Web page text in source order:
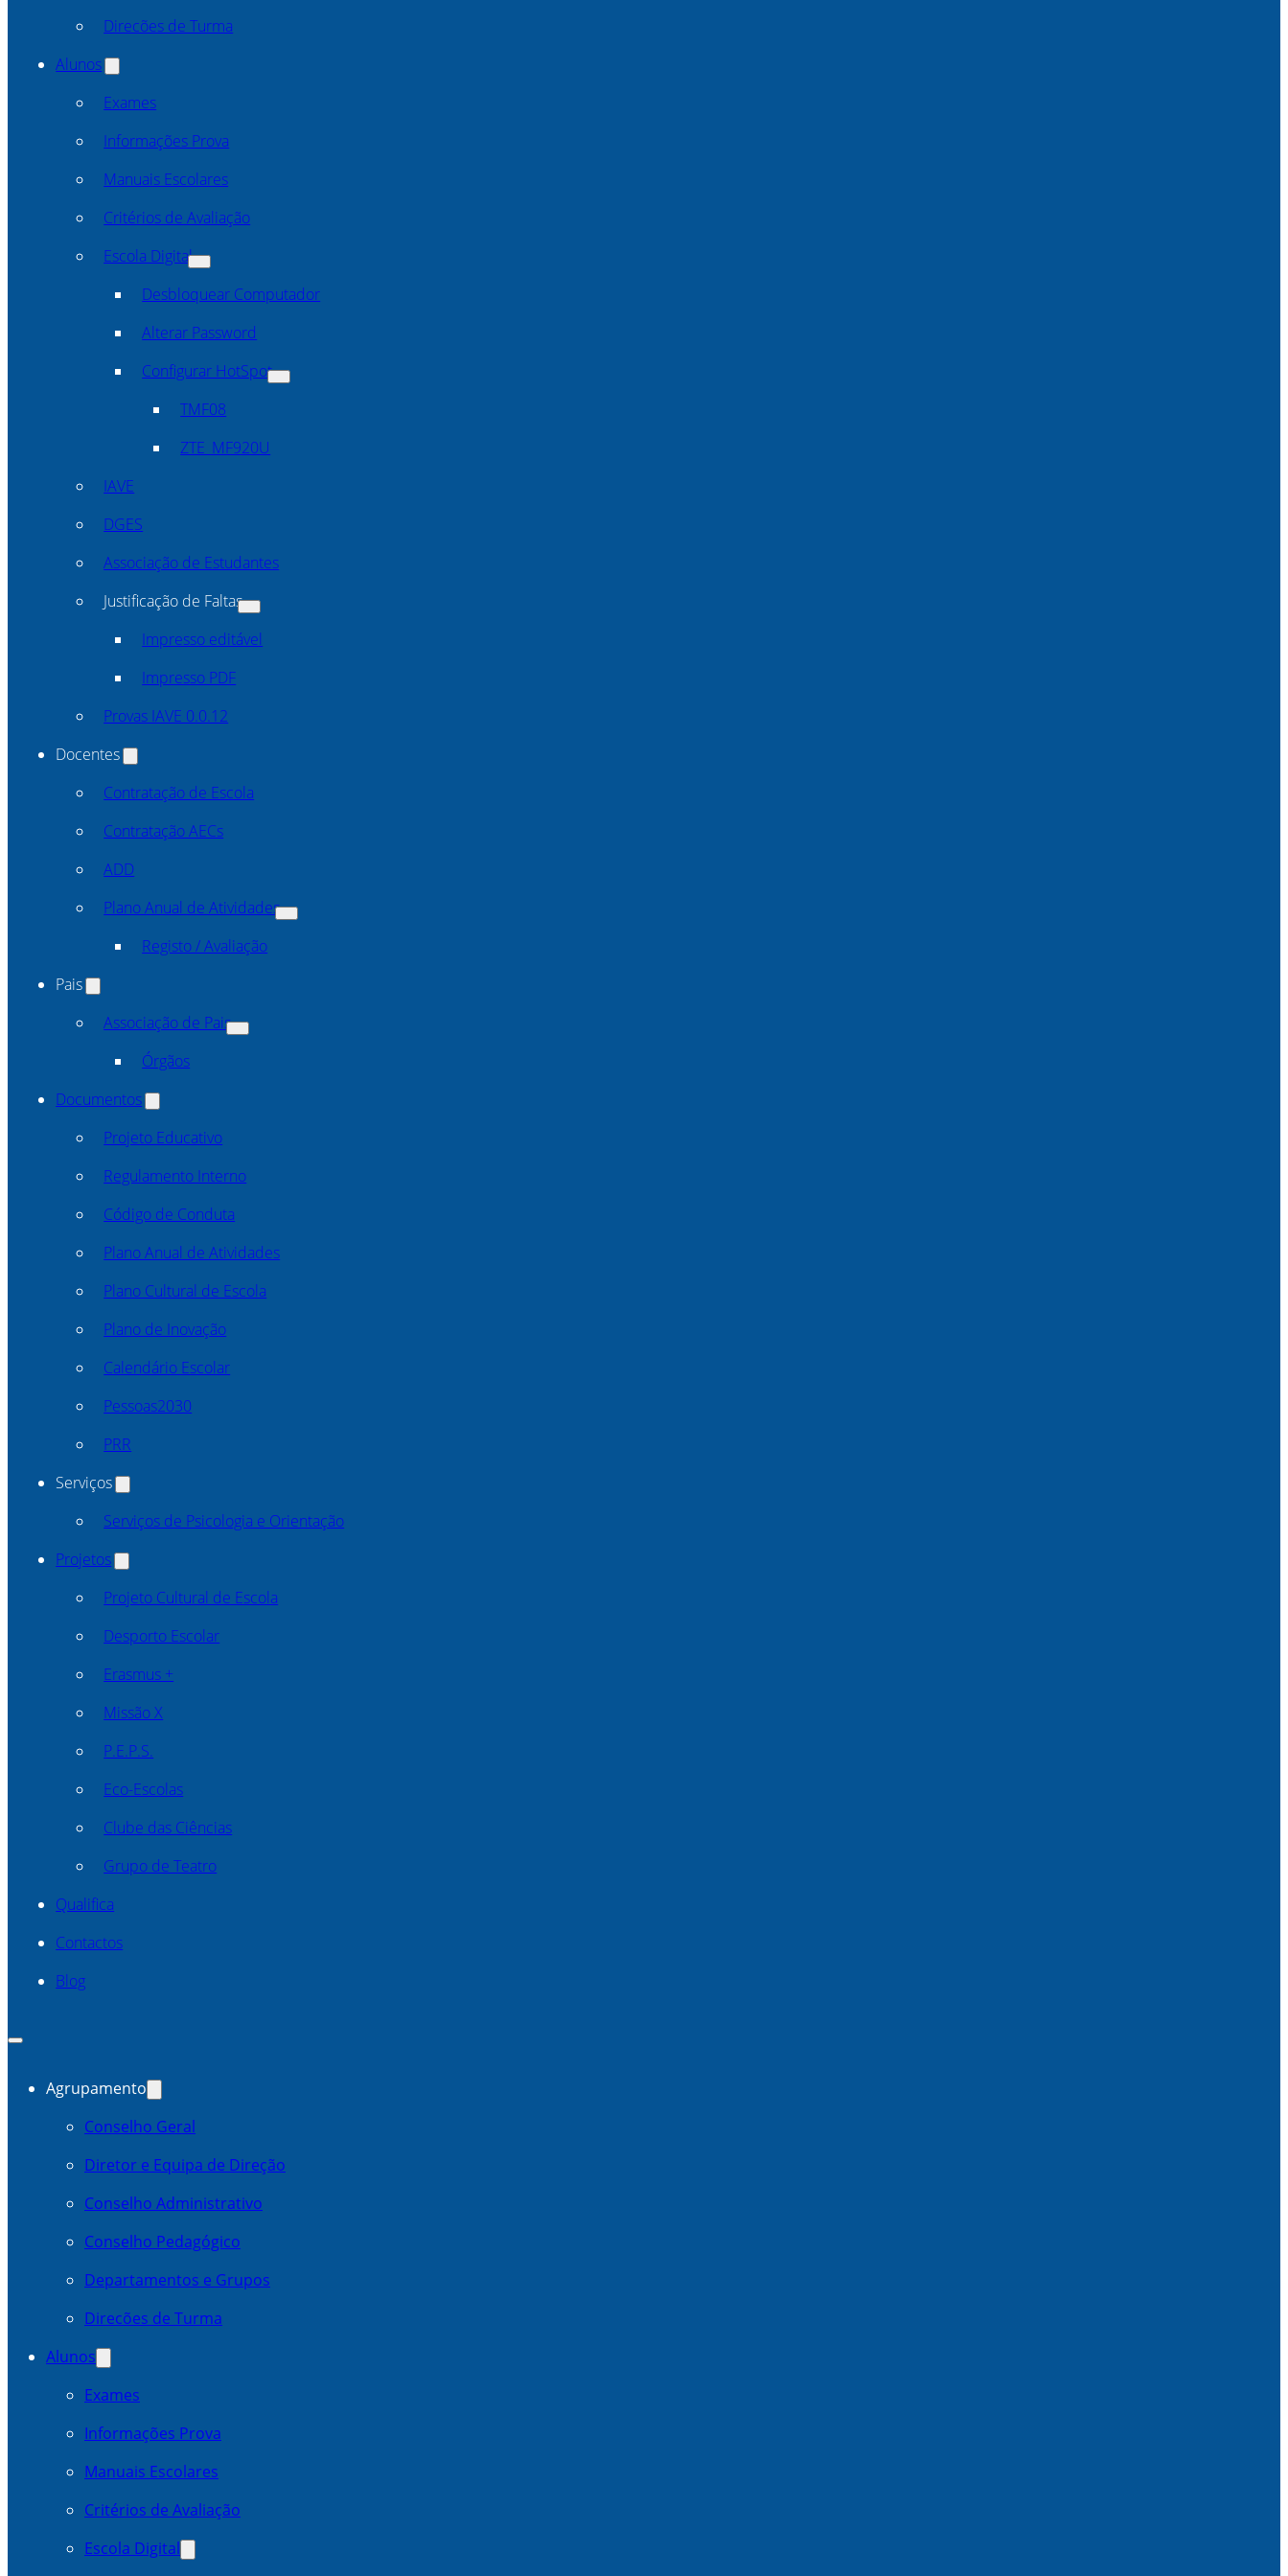
Direcões de Turma
Alunos
Exames
Informações Prova
Manuais Escolares
Critérios de Avaliação
Escola Digital
Desbloquear Computador
Alterar Password
Configurar HotSpot
TMF08
ZTE_MF920U
IAVE
DGES
Associação de Estudantes
Justificação de Faltas
Impresso editável
Impresso PDF
Provas IAVE 0.0.12
Docentes
Contratação de Escola
Contratação AECs
ADD
Plano Anual de Atividades
Registo / Avaliação
Pais
Associação de Pais
Órgãos
Documentos
Projeto Educativo
Regulamento Interno
Código de Conduta
Plano Anual de Atividades
Plano Cultural de Escola
Plano de Inovação
Calendário Escolar
Pessoas2030
PRR
Serviços
Serviços de Psicologia e Orientação
Projetos
Projeto Cultural de Escola
Desporto Escolar
Erasmus +
Missão X
P.E.P.S.
Eco-Escolas
Clube das Ciências
Grupo de Teatro
Qualifica
Contactos
Blog
Agrupamento
Conselho Geral
Diretor e Equipa de Direção
Conselho Administrativo
Conselho Pedagógico
Departamentos e Grupos
Direcões de Turma
Alunos
Exames
Informações Prova
Manuais Escolares
Critérios de Avaliação
Escola Digital